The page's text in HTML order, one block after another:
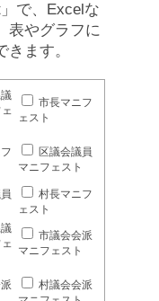
で、Excelな
表やグラフに
ます。
市長マニフ
ェスト
区議会議員
マニフェスト
村長マニフ
ェスト
市議会会派
マニフェスト
村議会会派